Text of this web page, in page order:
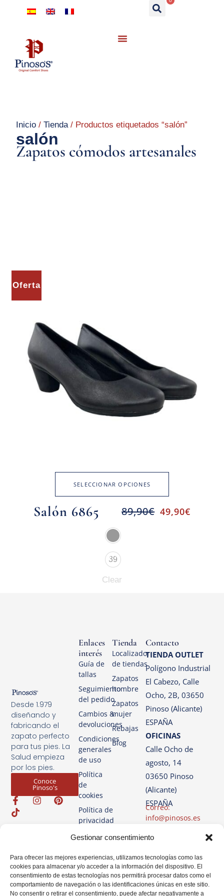
Gestionar consentimiento
Para ofrecer las mejores experiencias, utilizamos tecnologías como las
cookies para almacenar y/o acceder a la información del dispositivo. El
consentimiento de estas tecnologías nos permitirá procesar datos como el
comportamiento de navegación o las identificaciones únicas en este sitio.
No consentir o retirar el consentimiento, puede afectar negativamente a
Inicio /Tienda/ Productos etiquetados “salón”
salón
Zapatos cómodos artesanales
Oferta
SELECCIONAR OPCIONES
Salón 6865 89,90€ 49,90€
39
Clear
Desde 1.979
diseñando y
fabricando el
zapato perfecto
para tus pies. La
Salud empieza
por los pies.
Conoce
Pinoso's
Tienda
Localizador
de tiendas
Zapatos
hombre
Zapatos
mujer
Rebajas
Blog
Enlaces
interés
Guía de
tallas
Seguimiento
del pedido
Cambios &
devoluciones
Condiciones
generales
de uso
Política
de
cookies
Política de
privacidad
Aviso
Contacto
TIENDA OUTLET
Polígono Industrial
El Cabezo, Calle
Ocho, 2B, 03650
Pinoso (Alicante)
ESPAÑA
OFICINAS
Calle Ocho de
agosto, 14
03650 Pinoso
(Alicante)
ESPAÑA
Correo:
info@pinosos.es
Teléfono: +34 96 69
70 274
+34 670 387 812
(sólo Whatsapp)
Horario: Lun-Vie de
07:00h a 14:00h